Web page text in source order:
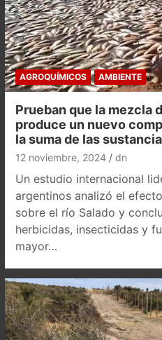
AGROQUÍMICOS AMBIENTE
Prueban que la mezcla
produce un nuevo
la suma de las
12 noviembre, 2024 dn
Un estudio internacional
argentinos analizó el
sobre el río Salado y
herbicidas, insecticidas y
mayor…